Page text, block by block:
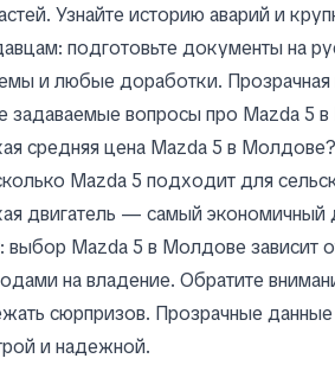
Узнайте историю аварий и
подготовьте документы на
и любые доработки.
задаваемые вопросы про Mazda 5
средняя цена Mazda 5 в
Mazda 5 подходит для
двигатель — самый
выбор Mazda 5 в Молдове
на владение. Обратите
сюрпризов. Прозрачные
и надежной.